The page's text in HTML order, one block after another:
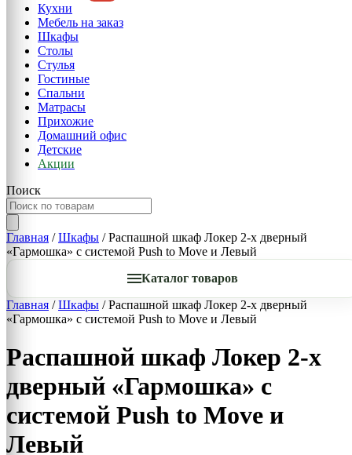
Кухни
Мебель на заказ
Шкафы
Столы
Стулья
Гостиные
Спальни
Матрасы
Прихожие
Домашний офис
Детские
Акции
Поиск
Главная /Шкафы / Распашной шкаф Локер 2-х дверный
«Гармошка» с системой Push to Move и Левый
Каталог товаров
Главная /Шкафы / Распашной шкаф Локер 2-х дверный
«Гармошка» с системой Push to Move и Левый
Распашной шкаф Локер 2-х
дверный «Гармошка» с
системой Push to Move и
Левый